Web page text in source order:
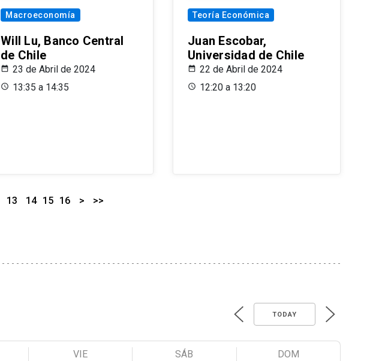
Macroeconomía
Will Lu, Banco Central
de Chile
23 de Abril de 2024
13:35 a 14:35
Teoría Económica
Juan Escobar,
Universidad de Chile
22 de Abril de 2024
12:20 a 13:20
13 14 15 16 > >>
TODAY
VIE SÁB DOM